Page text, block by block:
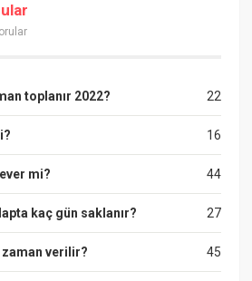
22
toplanır 2022?
16
44
mi?
27
kaç gün saklanır?
45
zaman verilir?